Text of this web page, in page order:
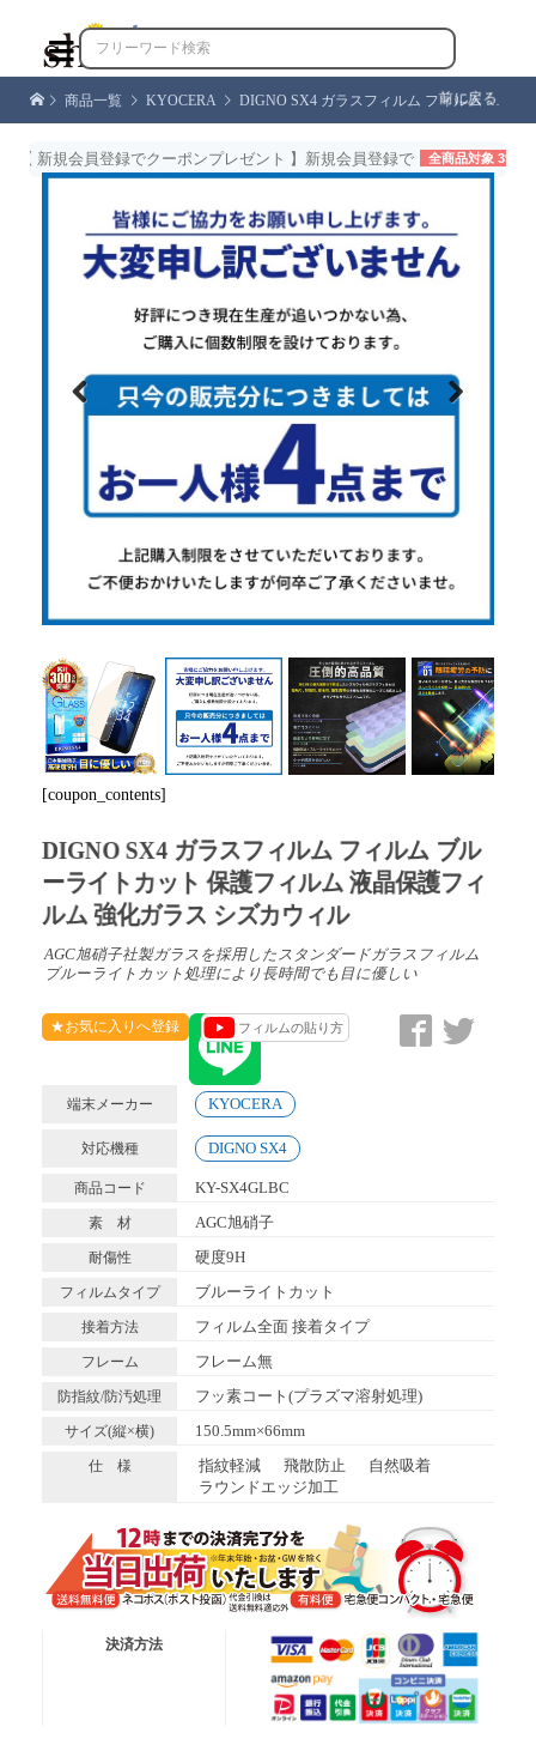

商品一覧 KYOCERA DIGNO SX4 ガラスフィルム フィルム ブルーライトカット 保護フィルム 液晶保護フィルム 強化ガラス シズカウィル
前に戻る
新規会員登録でクーポンプレゼント 】新規会員登録で 全商品対象 39%OFFク
Next
[coupon_contents]
DIGNO SX4 ガラスフィルム フィルム ブル
ーライトカット 保護フィルム 液晶保護フィ
ルム 強化ガラス シズカウィル
AGC旭硝子社製ガラスを採用したスタンダードガラスフィルム
ブルーライトカット処理により長時間でも目に優しい
★お気に入りへ登録 フィルムの貼り方
端末メーカー KYOCERA
対応機種 DIGNO SX4
商品コード KY-SX4GLBC
素 材 AGC旭硝子
耐傷性 硬度9H
フィルムタイプ ブルーライトカット
接着方法 フィルム全面 接着タイプ
フレーム フレーム無
防指紋/防汚処理 フッ素コート(プラズマ溶射処理)
サイズ(縦×横) 150.5mm×66mm
仕 様 指紋軽減 飛散防止
自然吸着
ラウンドエッジ加工
宅急便コンパクト
決済方法